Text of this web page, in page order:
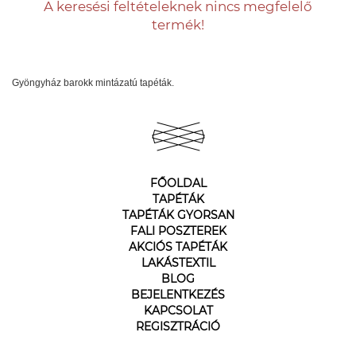
A keresési feltételeknek nincs megfelelő
termék!
Gyöngyház barokk mintázatú tapéták.
FŐOLDAL
TAPÉTÁK
TAPÉTÁK GYORSAN
FALI POSZTEREK
AKCIÓS TAPÉTÁK
LAKÁSTEXTIL
BLOG
BEJELENTKEZÉS
KAPCSOLAT
REGISZTRÁCIÓ